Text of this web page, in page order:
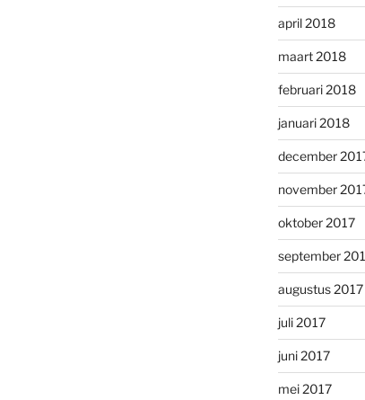
april 2018
maart 2018
februari 2018
januari 2018
december
november
oktober 2017
september
augustus 2017
juli 2017
juni 2017
mei 2017